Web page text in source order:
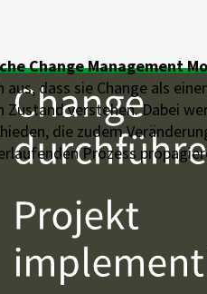
Change Management
aus, dass sie Change als
Zustand verstehen. Dabei
die zudem
Prozess